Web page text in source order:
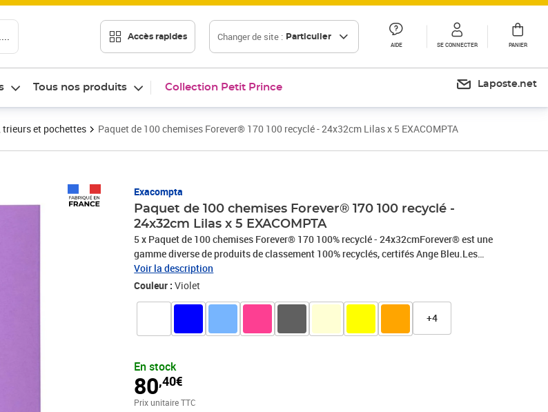
Accès rapides Changer de site : Particulier
AIDE SE CONNECTER PANIER
Tous nos produits Collection Petit Prince Laposte.net
trieurs et pochettes Paquet de 100 chemises Forever® 170 100 recyclé - 24x32cm Lilas x 5 EXACOMPTA
Exacompta
Paquet de 100 chemises Forever® 170 100 recyclé -
24x32cm Lilas x 5 EXACOMPTA
5 x Paquet de 100 chemises Forever® 170 100% recyclé - 24x32cmForever® est une
gamme diverse de produits de classement 100% recyclés, certifés Ange Bleu.Les
chemises Forever® sont des chemises pastel, faciles à identifier. Elles présentent un
bon compromis qualité-prix.La carte et le papier recyclés sont fabriqués localement
Voir la description
Couleur :Violet
+4
En stock
80,40€
Prix 80,40€
Prix unitaire TTC